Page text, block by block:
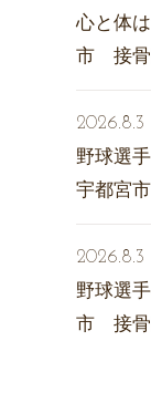
心と体
市 接骨
野球選
宇都宮
2026.8.3
野球選
市 接
2026.8.3